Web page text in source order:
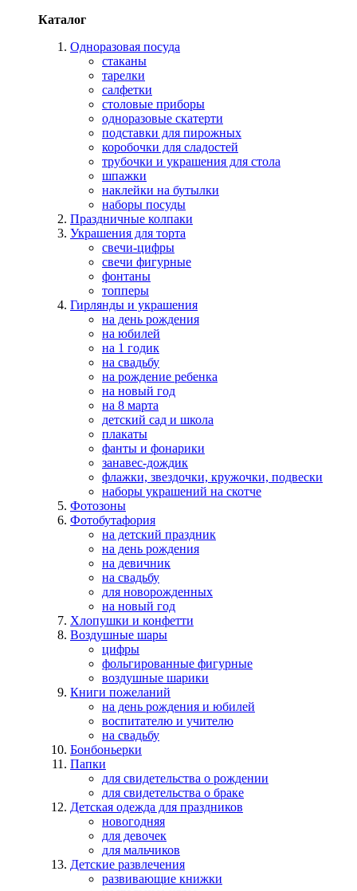
Каталог
Одноразовая посуда
стаканы
тарелки
салфетки
столовые приборы
одноразовые скатерти
подставки для пирожных
коробочки для сладостей
трубочки и украшения для стола
шпажки
наклейки на бутылки
наборы посуды
Праздничные колпаки
Украшения для торта
свечи-цифры
свечи фигурные
фонтаны
топперы
Гирлянды и украшения
на день рождения
на юбилей
на 1 годик
на свадьбу
на рождение ребенка
на новый год
на 8 марта
детский сад и школа
плакаты
фанты и фонарики
занавес-дождик
флажки, звездочки, кружочки, подвески
наборы украшений на скотче
Фотозоны
Фотобутафория
на детский праздник
на день рождения
на девичник
на свадьбу
для новорожденных
на новый год
Хлопушки и конфетти
Воздушные шары
цифры
фольгированные фигурные
воздушные шарики
Книги пожеланий
на день рождения и юбилей
воспитателю и учителю
на свадьбу
Бонбоньерки
Папки
для свидетельства о рождении
для свидетельства о браке
Детская одежда для праздников
новогодняя
для девочек
для мальчиков
Детские развлечения
развивающие книжки